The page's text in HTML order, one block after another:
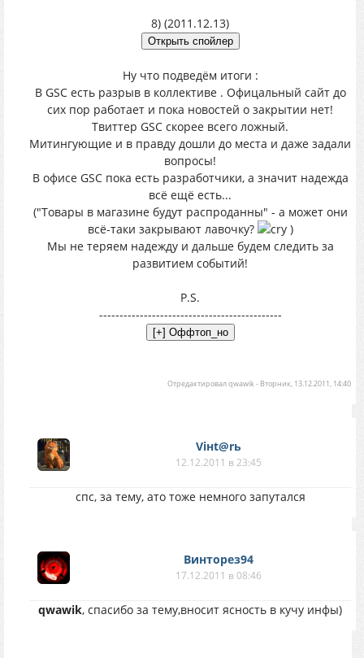
8) (2011.12.13)
Ну что подведём итоги :
В GSC есть разрыв в коллективе . Офицальный сайт до
сих пор работает и пока новостей о закрытии нет!
Твиттер GSC скорее всего ложный.
Митингующие и в правду дошли до места и даже задали
вопросы!
В офисе GSC пока есть разработчики, а значит надежда
всё ещё есть...
("Товары в магазине будут распроданны" - а может они
всё-таки закрывают лавочку?
)
Мы не теряем надежду и дальше будем следить за
развитием событий!
P.S.
---------------------------------------------
Отредактировалqwawik- Вторник, 13.12.2011, 14:40
Viнt@rь
12.12.2011 в 23:45
спс, за тему, ато тоже немного запутался
Винторез94
17.12.2011 в 08:46
qwawik, спасибо за тему,вносит ясность в кучу инфы)